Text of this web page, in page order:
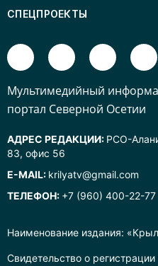
Наименование издания:
Свидетельство о
СПЕЦПРОЕКТЫ
Mультимедийный
портал Северной Осетии
АДРЕС РЕДАКЦИИ: РСО-
83, офис 56
E-MAIL: krilyatv@gmail.com
ТЕЛЕФОН: +7 (960) 400-22-77